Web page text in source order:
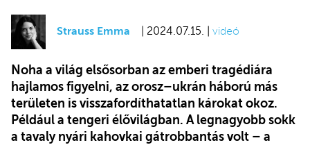
Strauss Emma | 2024.07.15. | videó
Noha a világ elsősorban az emberi tragédiára
hajlamos figyelni, az orosz–ukrán háború más
területen is visszafordíthatatlan károkat okoz.
Például a tengeri élővilágban. A legnagyobb sokk
a tavaly nyári kahovkai gátrobbantás volt – a